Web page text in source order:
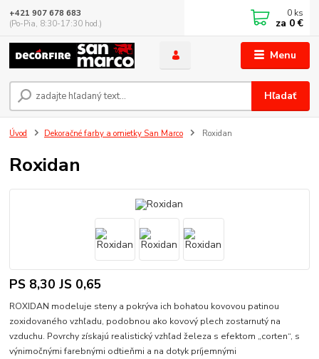
Menu
Hľadať
+421 907 678 683
(Po-Pia, 8:30-17:30 hod.)
0 ks
za 0 €
Úvod Dekoračné farby a omietky San Marco Roxidan
Roxidan
PS 8,30 JS 0,65
ROXIDAN modeluje steny a pokrýva ich bohatou kovovou patinou
zoxidovaného vzhľadu, podobnou ako kovový plech zostarnutý na
vzduchu. Povrchy získajú realistický vzhľad železa s efektom „corten“, s
výnimočnými farebnými odtieňmi a na dotyk príjemnými